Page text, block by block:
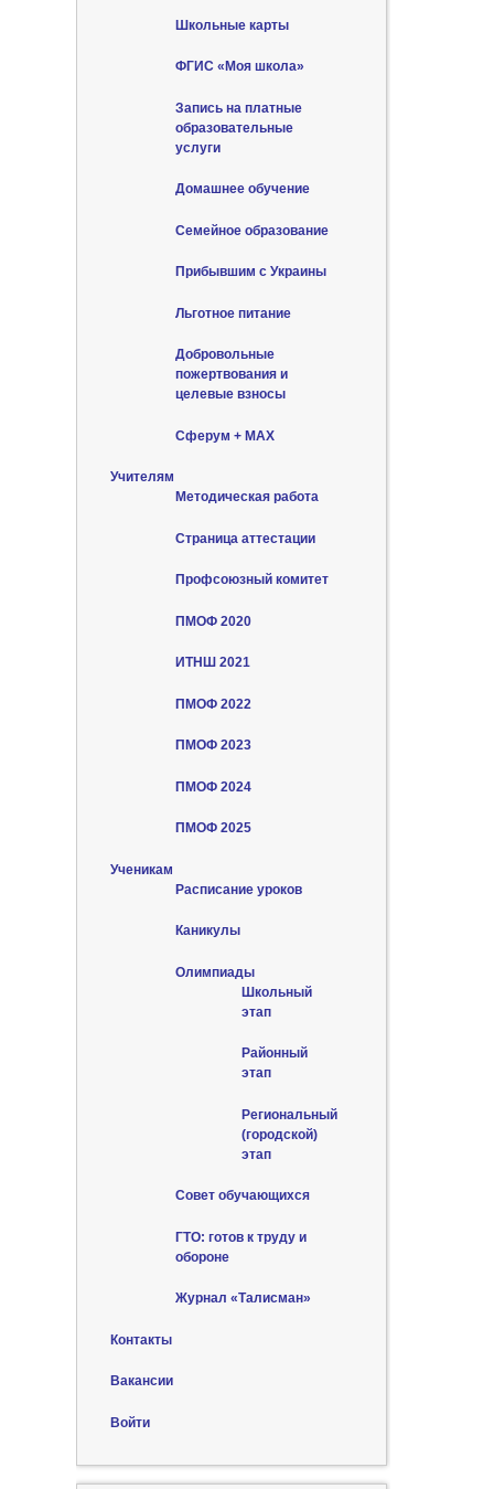
Школьные карты
ФГИС «Моя школа»
Запись на платные
образовательные
услуги
Домашнее обучение
Семейное образование
Прибывшим с Украины
Льготное питание
Добровольные
пожертвования и
целевые взносы
Сферум + MAX
Учителям
Методическая работа
Страница аттестации
Профсоюзный комитет
ПМОФ 2020
ИТНШ 2021
ПМОФ 2022
ПМОФ 2023
ПМОФ 2024
ПМОФ 2025
Ученикам
Расписание уроков
Каникулы
Олимпиады
Школьный
этап
Районный
этап
Региональный
(городской)
этап
Совет обучающихся
ГТО: готов к труду и
обороне
Журнал «Талисман»
Контакты
Вакансии
Войти